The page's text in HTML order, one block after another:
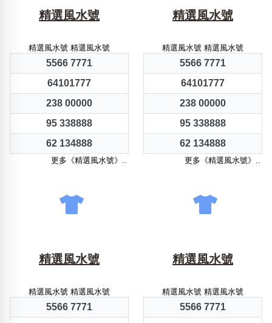
精選風水號
精選風水號 精選風水號
5566 7771
64101777
238 00000
95 338888
62 134888
更多《精選風水號》..
精選風水號
精選風水號 精選風水號
5566 7771
64101777
238 00000
95 338888
62 134888
更多《精選風水號》..
精選風水號
精選風水號 精選風水號
5566 7771
精選風水號
精選風水號 精選風水號
5566 7771